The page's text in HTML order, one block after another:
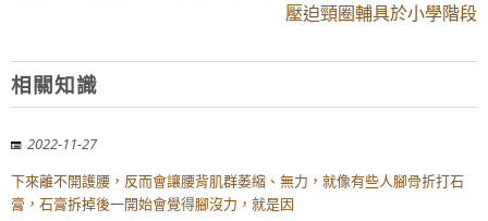
壓迫頸圈輔具於小學階段
相關知識
2022-11-27
下來離不開護腰，反而會讓腰背肌群萎縮、無力，就像有些人腳骨折打石
膏，石膏拆掉後一開始會覺得腳沒力，就是因